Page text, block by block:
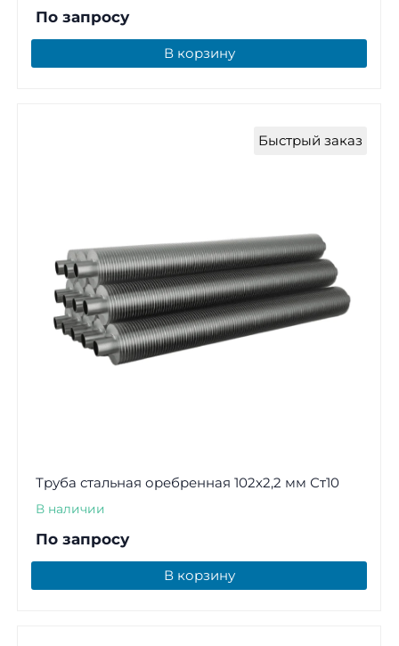
По запросу
В корзину
Быстрый заказ
Труба стальная оребренная 102х2,2 мм Ст10
В наличии
По запросу
В корзину